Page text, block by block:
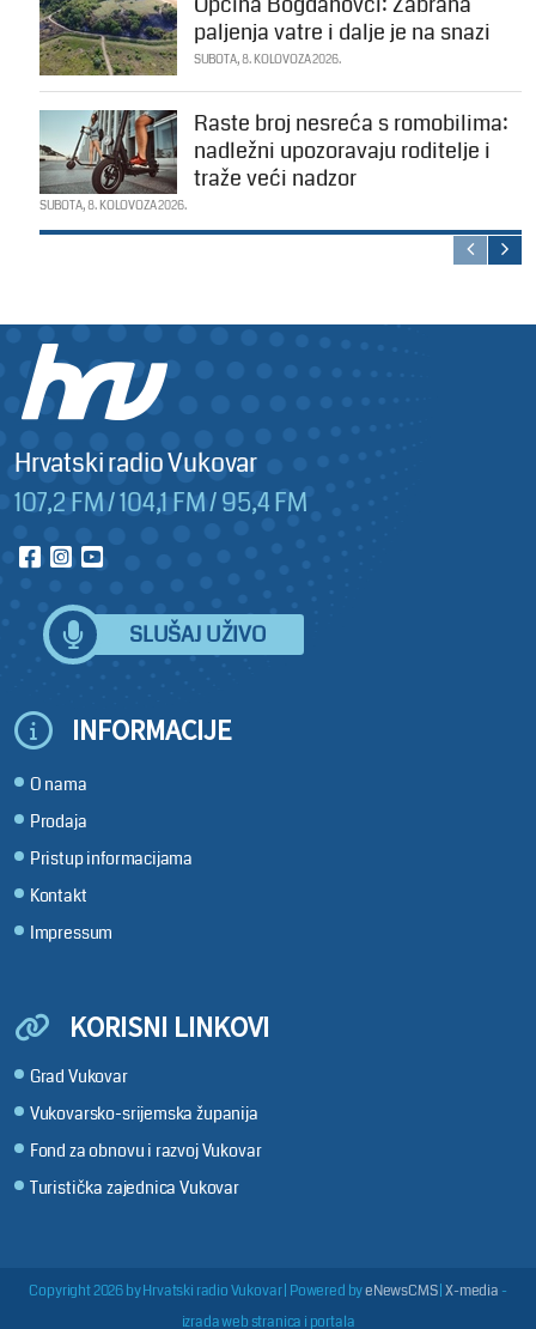
paljenja vatre i dalje je na snazi
SUBOTA, 8. KOLOVOZA 2026.
Raste broj nesreća s romobilima:
nadležni upozoravaju roditelje i
traže veći nadzor
SUBOTA, 8. KOLOVOZA 2026.
Hrvatski radio Vukovar
107,2 FM / 104,1 FM / 95,4 FM
SLUŠAJ UŽIVO
INFORMACIJE
O nama
Prodaja
Pristup informacijama
Kontakt
Impressum
KORISNI LINKOVI
Grad Vukovar
Vukovarsko-srijemska županija
Fond za obnovu i razvoj Vukovar
Turistička zajednica Vukovar
Copyright 2026 by Hrvatski radio Vukovar| Powered byeNewsCMS|X-media -
izrada web stranica i portala